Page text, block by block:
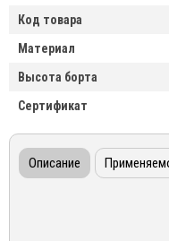
Код товара
Материал
Высота борта
Сертификат
Описание